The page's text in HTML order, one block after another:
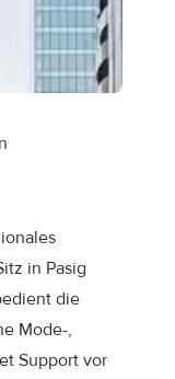
in Pasig
die
Mode-,
Support vor